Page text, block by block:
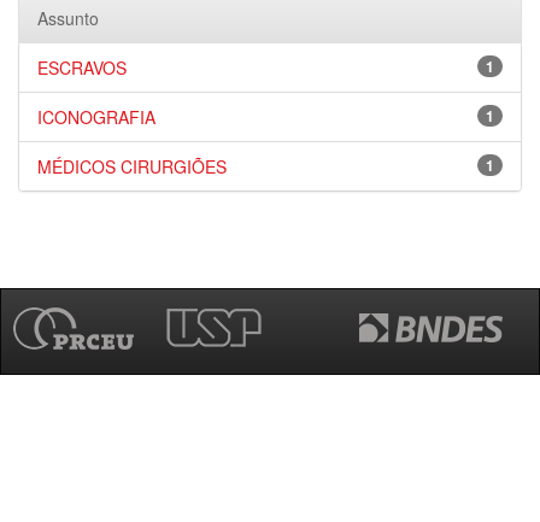
Assunto
1
ESCRAVOS
1
ICONOGRAFIA
1
MÉDICOS CIRURGIÕES